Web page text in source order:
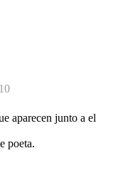
aparecen junto a el
poeta.